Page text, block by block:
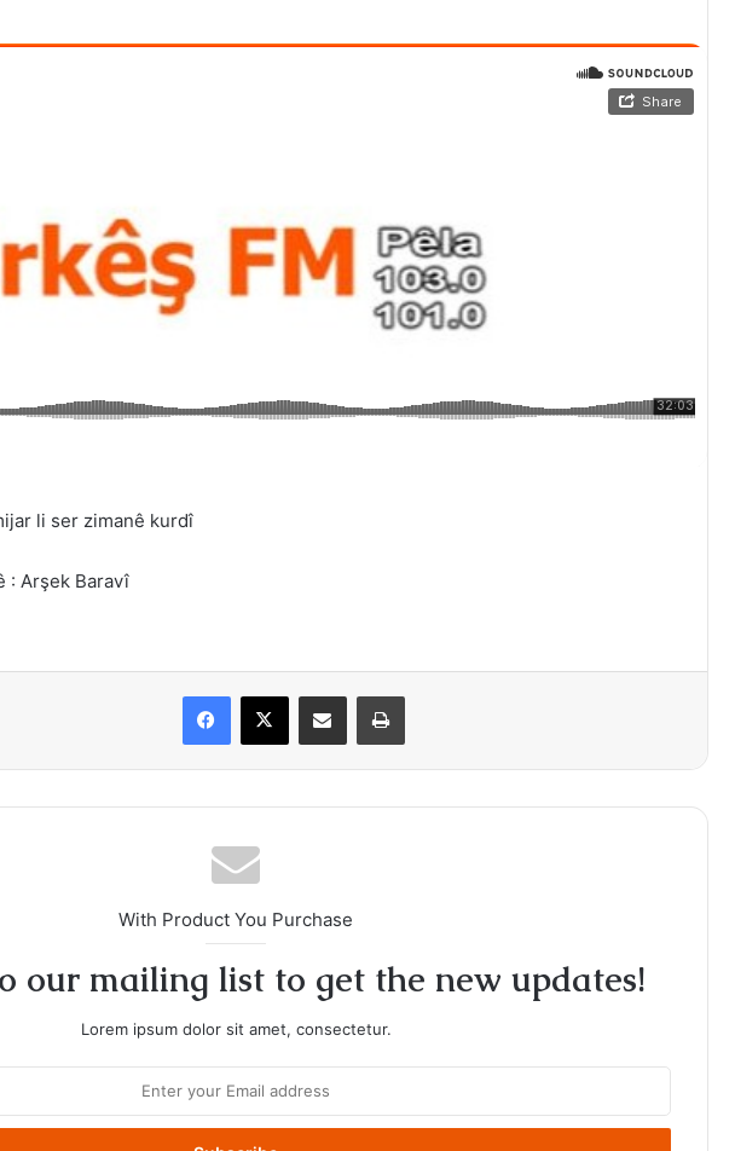
li ser zimanê kurdî
: Arşek Baravî
Facebook
X Share via Email Print
With Product You Purchase
our mailing list to get the new updates!
Lorem ipsum dolor sit amet, consectetur.